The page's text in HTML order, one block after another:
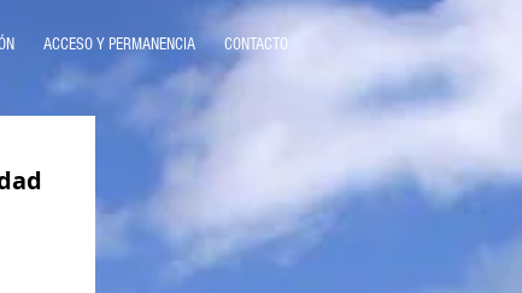
ACCESO Y PERMANENCIA CONTACTO